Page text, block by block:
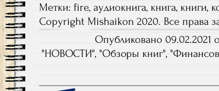
Метки: fire, аудиокнига, книга, книги,
Copyright Mishaikon 2020. Все права
Опубликовано 09.02.2021
"НОВОСТИ", "Обзоры книг", "